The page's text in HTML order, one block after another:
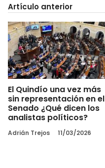
Artículo anterior
El Quindío una vez más
sin representación en el
Senado ¿Qué dicen los
analistas políticos?
Adrián Trejos 11/03/2026